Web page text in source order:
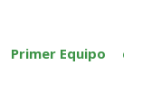
Primer Equipo